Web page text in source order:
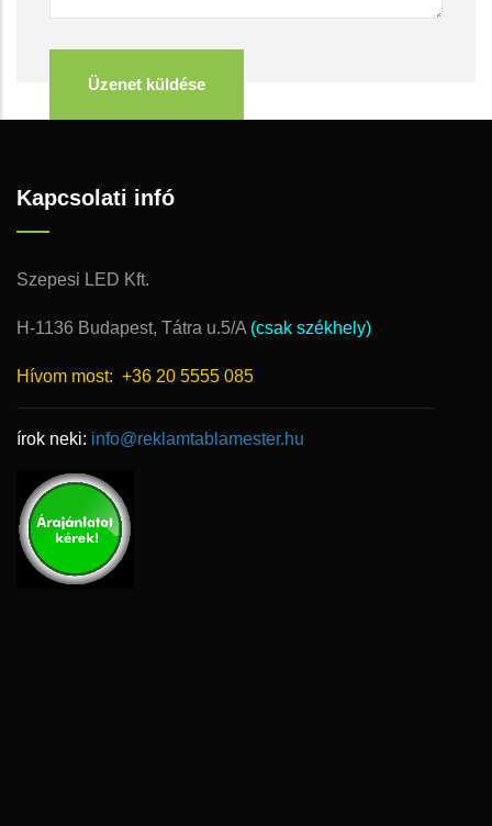
Kapcsolati infó
Szepesi LED Kft.
H-1136 Budapest, Tátra u.5/A (csak székhely)
Hívom most: +36 20 5555 085
írok neki: info@reklamtablamester.hu